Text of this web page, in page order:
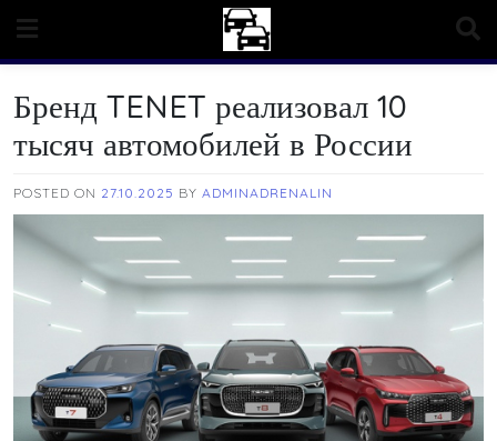
content
Бренд TENET реализовал 10
тысяч автомобилей в России
POSTED ON 27.10.2025 BY ADMINADRENALIN